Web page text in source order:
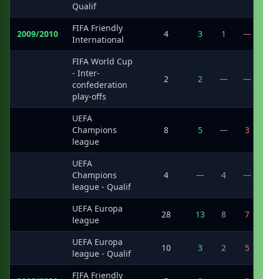
Qualif
2009/2010
FIFA Friendly
International
4 3 1 —
FIFA World Cup
- Inter-
confederation
play-offs
2 2 — —
UEFA
Champions
league
8 5 — 3
UEFA
Champions
league - Qualif
4 — 4 —
UEFA Europa
league
28 13 8 7
UEFA Europa
league - Qualif
10 3 2 5
FIFA Friendly